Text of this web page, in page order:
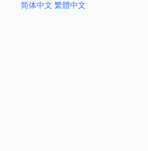
简体中文 繁體中文